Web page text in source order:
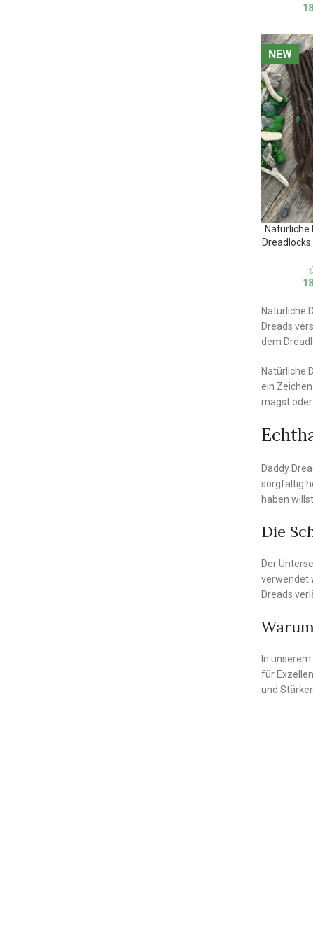
NEW
NEW
Natürliche
Natürliche
Dreads
dem
Natürliche
ein
magst oder
Daddy
sorgfältig
haben
Die
Der
verwendet
Dreads
In
für
und